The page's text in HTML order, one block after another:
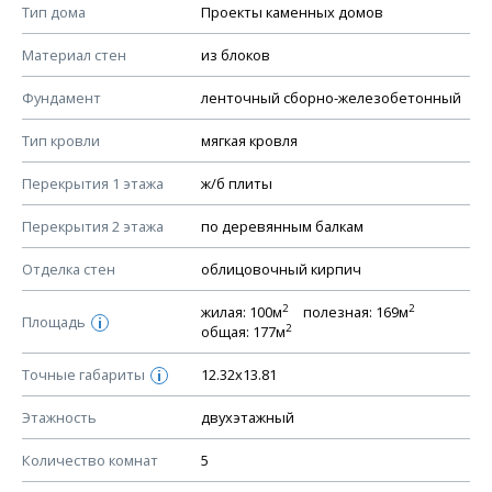
Тип дома Проекты каменных домов
Материал стен из блоков
Фундамент ленточный сборно-железобетонный
Тип кровли мягкая кровля
Перекрытия 1 этажа ж/б плиты
Перекрытия 2 этажа по деревянным балкам
Отделка стен облицовочный кирпич
Площадь i
жилая: 100м2 полезная: 169м2
общая: 177м2
Точные габариты i 12.32х13.81
Этажность двухэтажный
Количество комнат 5
Смотрите советы по выбору материала в нашем
КОНСТРУКТИВНЫЕ РЕШЕНИЯ (КР)
Ведомость рабочих чертежей основного комплекта КР
План фундамента
Устройство фундамента, спецификация материалов
Планы перекрытий этажей, спецификация элементов
Устройство перекрытий
Устройство стен
Спецификация материалов стен
Схема расположения лаг чердака (если есть)
Схема расположения элементов стропил
Спецификация элементов стропил
Устройство стропильной системы
Узлы устройства кровли